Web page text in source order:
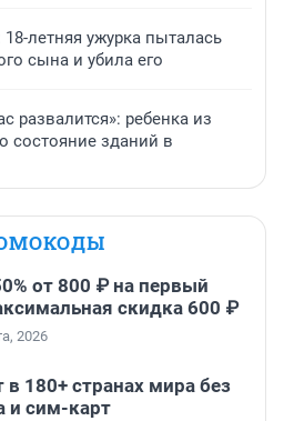
летняя ужурка пыталась
сына и убила его
развалится»: ребенка из
состояние зданий в
от 800 ₽ на первый
скидка 600 ₽
2026
в 180+ странах мира без
и сим-карт